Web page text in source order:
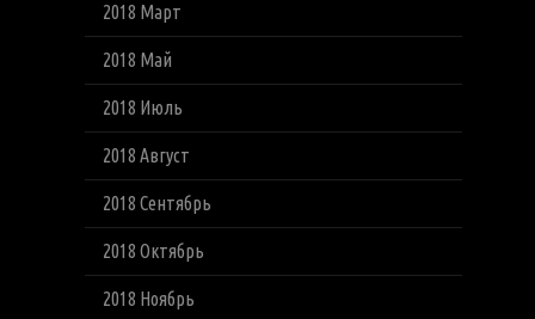
2018 Март
2018 Май
2018 Июль
2018 Август
2018 Сентябрь
2018 Октябрь
2018 Ноябрь